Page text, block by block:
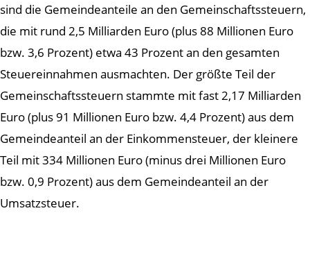
sind die Gemeindeanteile an den Gemeinschaftssteuern,
die mit rund 2,5 Milliarden Euro (plus 88 Millionen Euro
bzw. 3,6 Prozent) etwa 43 Prozent an den gesamten
Steuereinnahmen ausmachten. Der größte Teil der
Gemeinschaftssteuern stammte mit fast 2,17 Milliarden
Euro (plus 91 Millionen Euro bzw. 4,4 Prozent) aus dem
Gemeindeanteil an der Einkommensteuer, der kleinere
Teil mit 334 Millionen Euro (minus drei Millionen Euro
bzw. 0,9 Prozent) aus dem Gemeindeanteil an der
Umsatzsteuer.